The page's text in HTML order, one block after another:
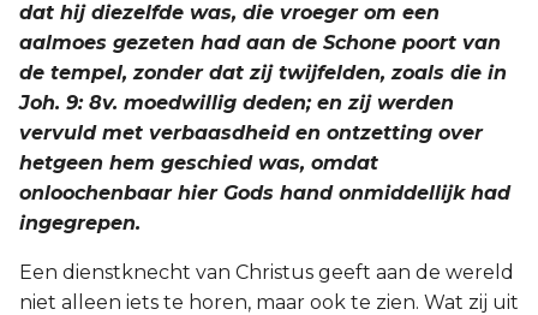
dat hij diezelfde was, die vroeger om een
aalmoes gezeten had aan de Schone poort van
de tempel, zonder dat zij twijfelden, zoals die in
Joh. 9: 8v. moedwillig deden; en zij werden
vervuld met verbaasdheid en ontzetting over
hetgeen hem geschied was, omdat
onloochenbaar hier Gods hand onmiddellijk had
ingegrepen.
Een dienstknecht van Christus geeft aan de wereld
niet alleen iets te horen, maar ook te zien. Wat zij uit